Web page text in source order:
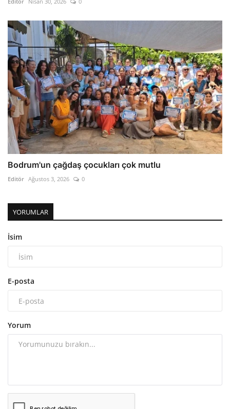
Bodrum'un çağdaş çocukları çok mutlu
Editör Ağustos 3, 2026 0
YORUMLAR
İsim
E-posta
Yorum